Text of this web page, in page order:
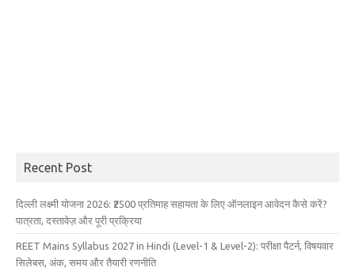
Recent Post
दिल्ली लक्ष्मी योजना 2026: ₹2500 प्रतिमाह सहायता के लिए ऑनलाइन आवेदन कैसे करें?
पात्रता, दस्तावेज़ और पूरी प्रक्रिया
REET Mains Syllabus 2027 in Hindi (Level-1 & Level-2): परीक्षा पैटर्न, विषयवार
सिलेबस, अंक, समय और तैयारी रणनीति